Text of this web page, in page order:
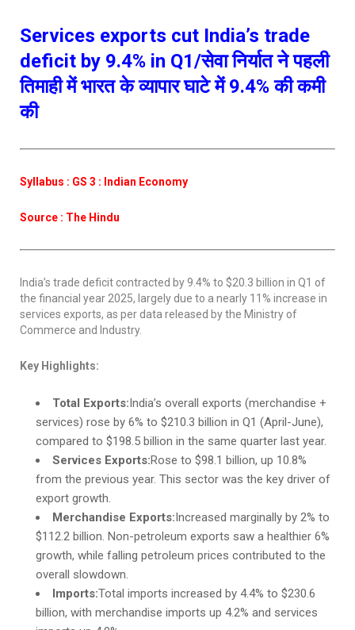
Services exports cut India’s trade
deficit by 9.4% in Q1/सेवा निर्यात ने पहली
तिमाही में भारत के व्यापार घाटे में 9.4% की कमी
की
Syllabus : GS 3 : Indian Economy
Source : The Hindu
India’s trade deficit contracted by 9.4% to $20.3 billion in Q1 of
the financial year 2025, largely due to a nearly 11% increase in
services exports, as per data released by the Ministry of
Commerce and Industry.
Key Highlights:
Total Exports:India’s overall exports (merchandise +
services) rose by 6% to $210.3 billion in Q1 (April-June),
compared to $198.5 billion in the same quarter last year.
Services Exports:Rose to $98.1 billion, up 10.8%
from the previous year. This sector was the key driver of
export growth.
Merchandise Exports:Increased marginally by 2% to
$112.2 billion. Non-petroleum exports saw a healthier 6%
growth, while falling petroleum prices contributed to the
overall slowdown.
Imports:Total imports increased by 4.4% to $230.6
billion, with merchandise imports up 4.2% and services